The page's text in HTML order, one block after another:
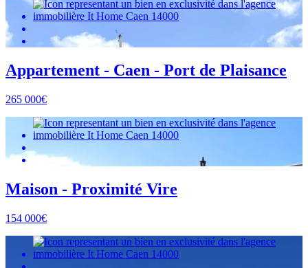
Appartement - Caen - Port de Plaisance
265 000€
Maison - Proximité Vire
154 000€